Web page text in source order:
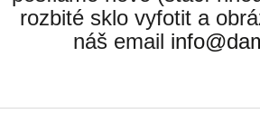
rozbité sklo vyfotit a
náš email